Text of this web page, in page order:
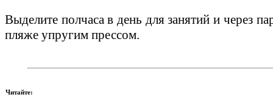
Выделите полчаса в день для занятий и через
пляже упругим прессом.
Читайте: